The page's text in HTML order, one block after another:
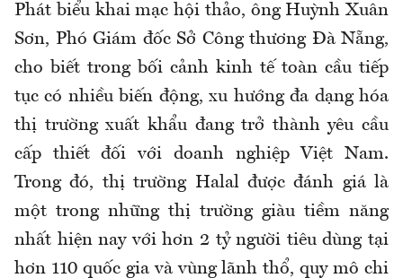
Phát biểu khai mạc hội thảo, ông Huỳnh Xuân
Sơn, Phó Giám đốc Sở Công thương Đà Nẵng,
cho biết trong bối cảnh kinh tế toàn cầu tiếp
tục có nhiều biến động, xu hướng đa dạng hóa
thị trường xuất khẩu đang trở thành yêu cầu
cấp thiết đối với doanh nghiệp Việt Nam.
Trong đó, thị trường Halal được đánh giá là
một trong những thị trường giàu tiềm năng
nhất hiện nay với hơn 2 tỷ người tiêu dùng tại
hơn 110 quốc gia và vùng lãnh thổ, quy mô chi